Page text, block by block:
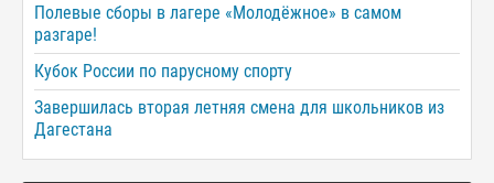
Полевые сборы в лагере «Молодёжное» в самом
разгаре!
Кубок России по парусному спорту
Завершилась вторая летняя смена для школьников из
Дагестана